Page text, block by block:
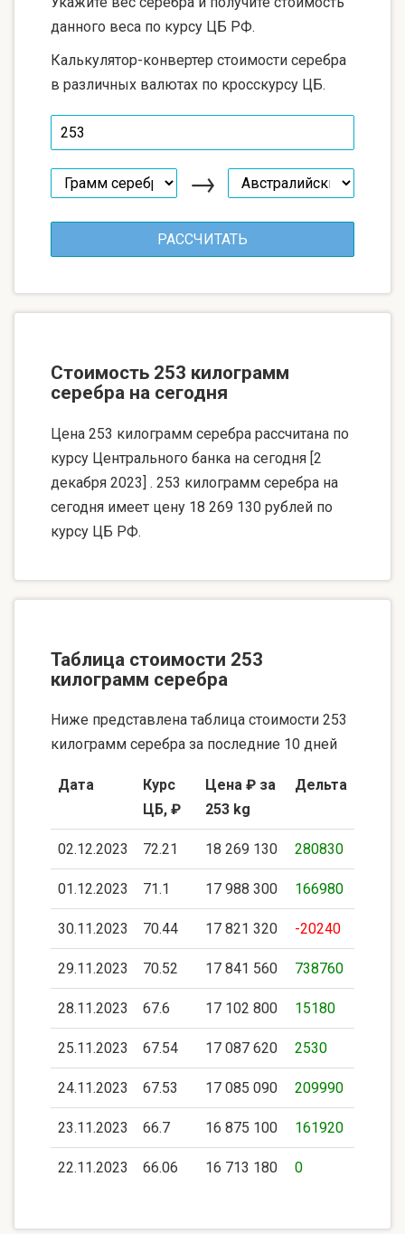
данного веса по курсу ЦБ РФ.
Калькулятор-конвертер стоимости серебра
в различных валютах по кросскурсу ЦБ.
→
Стоимость 253 килограмм
серебра на сегодня
Цена 253 килограмм серебра рассчитана по
курсу Центрального банка на сегодня [2
декабря 2023] . 253 килограмм серебра на
сегодня имеет цену 18 269 130 рублей по
курсу ЦБ РФ.
Таблица стоимости 253
килограмм серебра
Ниже представлена таблица стоимости 253
килограмм серебра за последние 10 дней
Дата
Курс
ЦБ, ₽
Цена ₽ за
253 kg
Дельта
02.12.2023 72.21 18 269 130 280830
01.12.2023 71.1 17 988 300 166980
30.11.2023 70.44 17 821 320 -20240
29.11.2023 70.52 17 841 560 738760
28.11.2023 67.6 17 102 800 15180
25.11.2023 67.54 17 087 620 2530
24.11.2023 67.53 17 085 090 209990
23.11.2023 66.7 16 875 100 161920
22.11.2023 66.06 16 713 180 0